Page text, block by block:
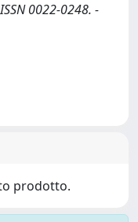
ISSN 0022-0248. -
prodotto.